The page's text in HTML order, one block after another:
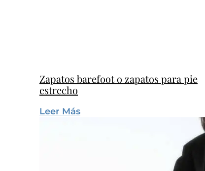
Zapatos barefoot o zapatos para pie
estrecho
Leer Más